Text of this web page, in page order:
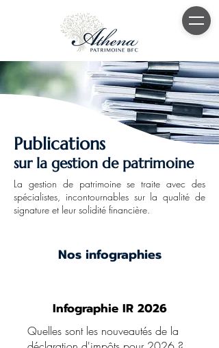
Publications
sur la gestion de patrimoine
La gestion de patrimoine se traite avec des
spécialistes, incontournables sur la qualité de
signature et leur solidité financière.
Nos infographies
Infographie IR 2026
Quelles sont les nouveautés de la